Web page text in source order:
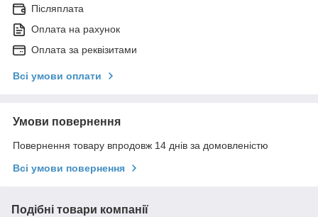
Післяплата
Оплата на рахунок
Оплата за реквізитами
Всі умови оплати
Умови повернення
Повернення товару впродовж 14 днів за домовленістю
Всі умови повернення
Подібні товари компанії